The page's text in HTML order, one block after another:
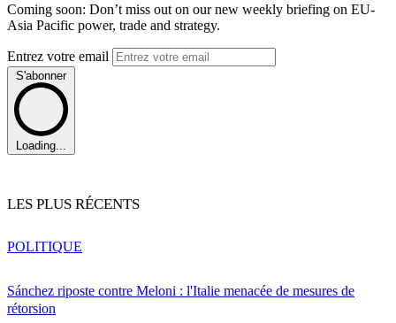
Coming soon: Don’t miss out on our new weekly briefing on EU-
Asia Pacific power, trade and strategy.
Entrez votre email
S'abonner
Loading...
LES PLUS RÉCENTS
Sánchez riposte contre Meloni : l'Italie menacée de mesures de
rétorsion
POLITIQUE